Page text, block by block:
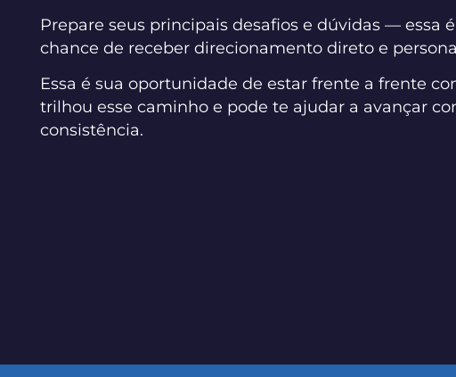
Prepare seus principais desafios e dúvidas — essa
chance de receber direcionamento direto e
Essa é sua oportunidade de estar frente a frente
trilhou esse caminho e pode te ajudar a avançar
consistência.